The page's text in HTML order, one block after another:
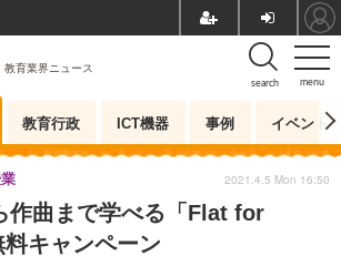
menu
search
教育業界ニュース
教育行政 ICT機器 事例 イベント
作曲まで学べる「Flat for
キャンペーン
2021.4.5 Mon 16:50